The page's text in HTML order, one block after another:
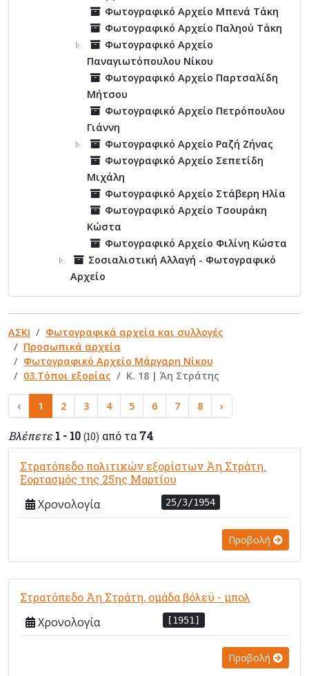
Φωτογραφικό Αρχείο Μπενά Τάκη
Φωτογραφικό Αρχείο Παληού Τάκη
Φωτογραφικό Αρχείο
Παναγιωτόπουλου Νίκου
Φωτογραφικό Αρχείο Παρτσαλίδη
Μήτσου
Φωτογραφικό Αρχείο Πετρόπουλου
Γιάννη
Φωτογραφικό Αρχείο Ραζή Ζήνας
Φωτογραφικό Αρχείο Σεπετίδη
Μιχάλη
Φωτογραφικό Αρχείο Στάβερη Ηλία
Φωτογραφικό Αρχείο Τσουράκη
Κώστα
Φωτογραφικό Αρχείο Φιλίνη Κώστα
Σοσιαλιστική Αλλαγή - Φωτογραφικό
Αρχείο
ΑΣΚΙ
Φωτογραφικά αρχεία και συλλογές
Προσωπικά αρχεία
Φωτογραφικό Αρχείο Μάργαρη Νίκου
03.Τόποι εξορίας
Κ. 18 | Άη Στράτης
‹ 1 2 3 4 5 6 7 8 ›
Βλέπετε 1 - 10 (10) από τα 74
Στρατόπεδο πολιτικών εξορίστων Άη Στράτη.
Εορτασμός της 25ης Μαρτίου
Χρονολογία 25/3/1954
Προβολή
Στρατόπεδο Άη Στράτη, ομάδα βόλεϋ - μπολ
Χρονολογία [1951]
Προβολή